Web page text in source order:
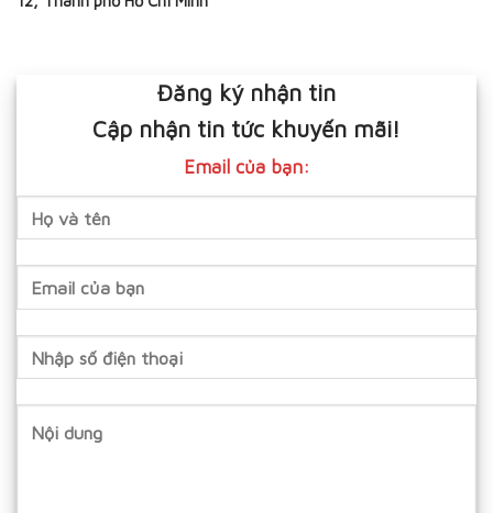
Đăng ký nhận tin
Cập nhận tin tức khuyến mãi!
Email của bạn: